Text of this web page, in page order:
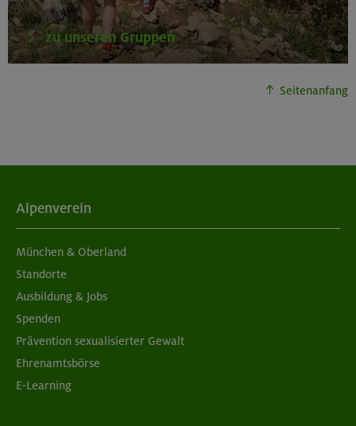
zu unseren Gruppen
Seitenanfang
Alpenverein
München & Oberland
Standorte
Ausbildung & Jobs
Spenden
Prävention sexualisierter Gewalt
Ehrenamtsbörse
E-Learning